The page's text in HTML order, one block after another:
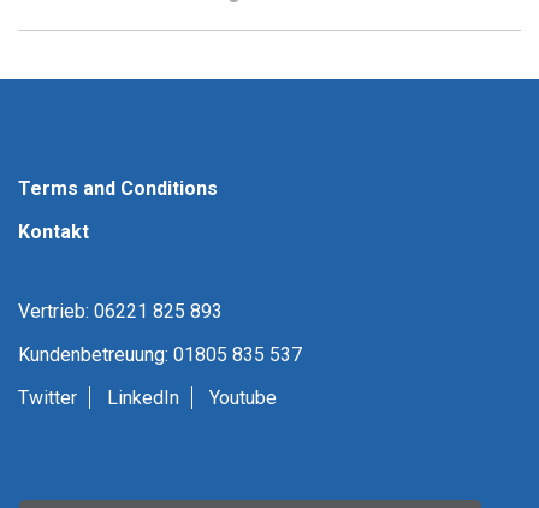
Terms and Conditions
Kontakt
Vertrieb: 06221 825 893
Kundenbetreuung: 01805 835 537
Twitter
LinkedIn Youtube